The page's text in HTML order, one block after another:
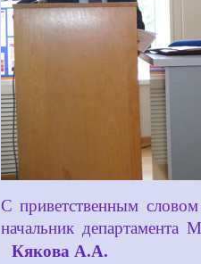
С приветственным
начальник департамента
КяковаА.А.